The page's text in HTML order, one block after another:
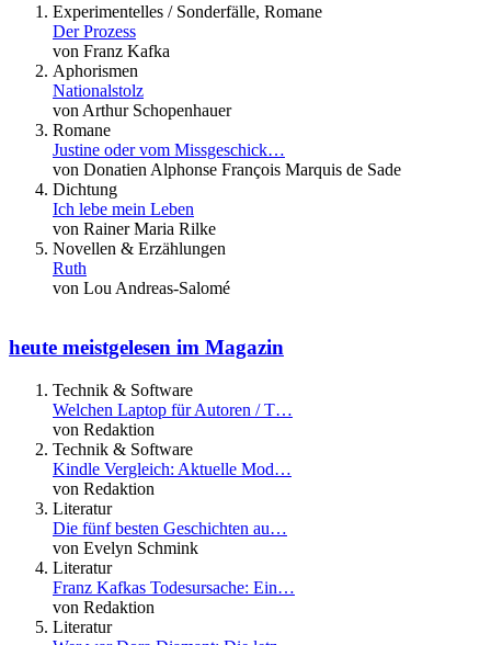
Experimentelles / Sonderfälle, Romane
Der Prozess
von Franz Kafka
Aphorismen
Nationalstolz
von Arthur Schopenhauer
Romane
Justine oder vom Missgeschick…
von Donatien Alphonse François Marquis de Sade
Dichtung
Ich lebe mein Leben
von Rainer Maria Rilke
Novellen & Erzählungen
Ruth
von Lou Andreas-Salomé
heute meistgelesen im Magazin
Technik & Software
Welchen Laptop für Autoren / T…
von Redaktion
Technik & Software
Kindle Vergleich: Aktuelle Mod…
von Redaktion
Literatur
Die fünf besten Geschichten au…
von Evelyn Schmink
Literatur
Franz Kafkas Todesursache: Ein…
von Redaktion
Literatur